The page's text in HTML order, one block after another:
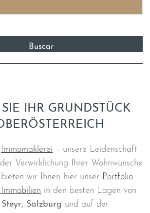
IHR GRUNDSTÜCK
Immomaklerei – unsere Leidenschaft
Verwirklichung Ihrer Wohnwünsche
wir Ihnen hier unser Portfolio
in den besten Lagen von
Salzburg und auf der